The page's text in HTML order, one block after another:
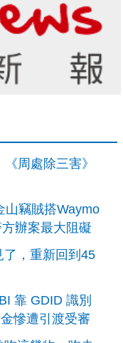
周處除三害》
山竊賊搭Waymo
辦案最大阻礙
，重新回到45
靠 GDID 識別
慘遭引渡受審